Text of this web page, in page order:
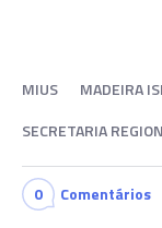
MIUS
MADEIRA
SECRETARIA
0 Comentários